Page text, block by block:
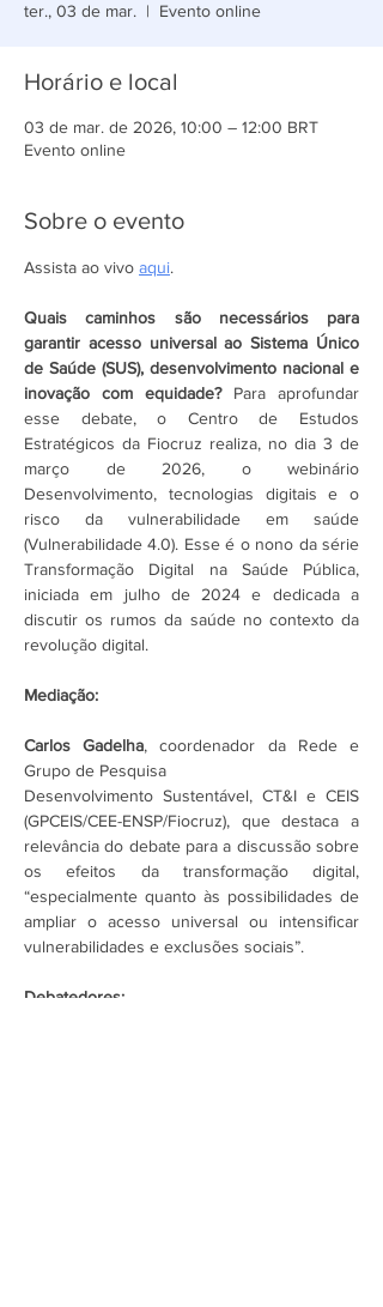
ter., 03 de mar.
  |
Evento online
Horário e local
03 de mar. de 2026, 10:00 – 12:00 BRT
Evento online
Sobre o evento
Assista ao vivo aqui.
Quais caminhos são necessários para
garantir acesso universal ao Sistema Único
de Saúde (SUS), desenvolvimento nacional e
inovação com equidade? Para aprofundar
esse debate, o Centro de Estudos
Estratégicos da Fiocruz realiza, no dia 3 de
março de 2026, o webinário
Desenvolvimento, tecnologias digitais e o
risco da vulnerabilidade em saúde
(Vulnerabilidade 4.0). Esse é o nono da série
Transformação Digital na Saúde Pública,
iniciada em julho de 2024 e dedicada a
discutir os rumos da saúde no contexto da
revolução digital.
Mediação:
Carlos Gadelha, coordenador da Rede e
Grupo de Pesquisa
Desenvolvimento Sustentável, CT&I e CEIS
(GPCEIS/CEE-ENSP/Fiocruz), que destaca a
relevância do debate para a discussão sobre
os efeitos da transformação digital,
“especialmente quanto às possibilidades de
ampliar o acesso universal ou intensificar
vulnerabilidades e exclusões sociais”.
Debatedores: